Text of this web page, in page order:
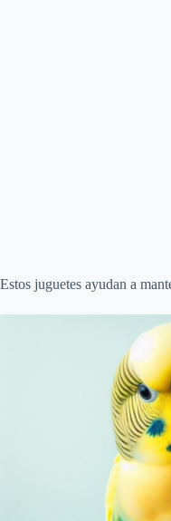
Estos juguetes ayudan a